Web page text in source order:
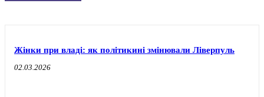
Жінки при владі: як політикині змінювали Ліверпуль
02.03.2026